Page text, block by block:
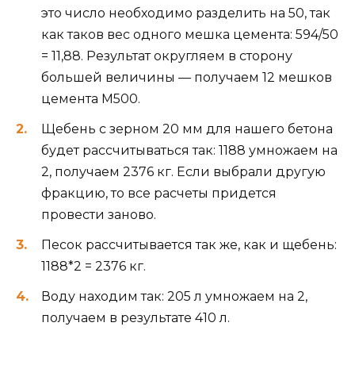
это число необходимо разделить на 50, так
как таков вес одного мешка цемента: 594/50
= 11,88. Результат округляем в сторону
большей величины — получаем 12 мешков
цемента М500.
Щебень с зерном 20 мм для нашего бетона
будет рассчитываться так: 1188 умножаем на
2, получаем 2376 кг. Если выбрали другую
фракцию, то все расчеты придется
провести заново.
Песок рассчитывается так же, как и щебень:
1188*2 = 2376 кг.
Воду находим так: 205 л умножаем на 2,
получаем в результате 410 л.